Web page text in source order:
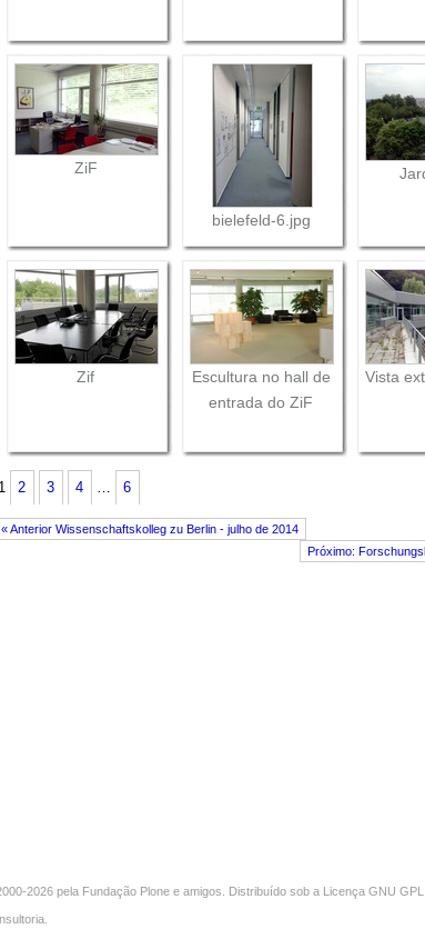
ZiF
bielefeld-6.jpg
Zif
Escultura no hall de
entrada do ZiF
Vista
1 2 3 4 6
« Anterior Wissenschaftskolleg zu Berlin - julho de 2014
Próximo:
2026 pela Fundação Plone e amigos. Distribuído sob a Licença GNU GPL